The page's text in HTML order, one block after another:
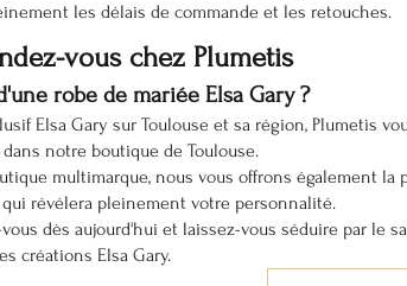
les délais de commande et les retouches.
vous chez Plumetis
robe de mariée Elsa Gary ?
Elsa Gary sur Toulouse et sa région, Plumetis
notre boutique de Toulouse.
multimarque, nous vous offrons également
révélera pleinement votre personnalité.
dès aujourd'hui et laissez-vous séduire par le
créations Elsa Gary.